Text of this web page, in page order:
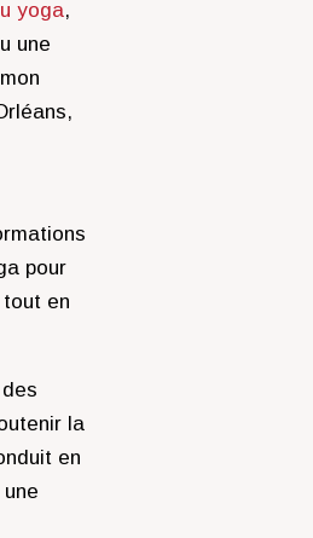
yoga,
une
pour
tout en
la
en